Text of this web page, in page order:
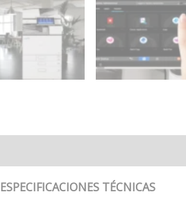
ESPECIFICACIONES TÉCNICAS